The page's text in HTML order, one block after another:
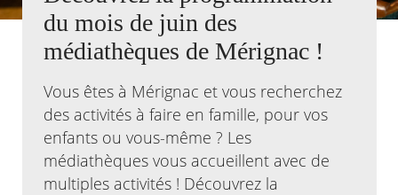
Actualités
Kiosque
Espace de services en ligne
FacebookInstagram
YoutubeLinkedin
du mois de juin des
médiathèques de Mérignac !
Vous êtes à Mérignac et vous recherchez
des activités à faire en famille, pour vos
enfants ou vous-même ? Les
médiathèques vous accueillent avec de
multiples activités ! Découvrez la